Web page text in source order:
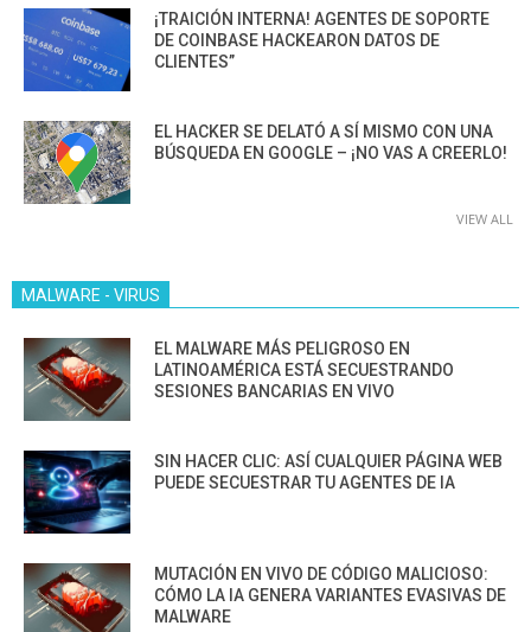
¡TRAICIÓN INTERNA! AGENTES DE SOPORTE
DE COINBASE HACKEARON DATOS DE
CLIENTES”
EL HACKER SE DELATÓ A SÍ MISMO CON UNA
BÚSQUEDA EN GOOGLE – ¡NO VAS A CREERLO!
VIEW ALL
MALWARE - VIRUS
EL MALWARE MÁS PELIGROSO EN
LATINOAMÉRICA ESTÁ SECUESTRANDO
SESIONES BANCARIAS EN VIVO
SIN HACER CLIC: ASÍ CUALQUIER PÁGINA WEB
PUEDE SECUESTRAR TU AGENTES DE IA
MUTACIÓN EN VIVO DE CÓDIGO MALICIOSO:
CÓMO LA IA GENERA VARIANTES EVASIVAS DE
MALWARE